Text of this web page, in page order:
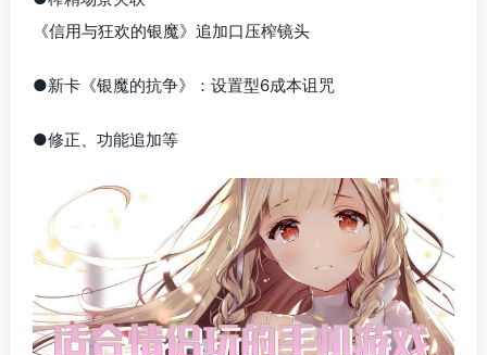
《信用与狂欢的银魔》追加口压榨镜头
●新卡《银魔的抗争》：设置型6成本诅咒
●修正、功能追加等